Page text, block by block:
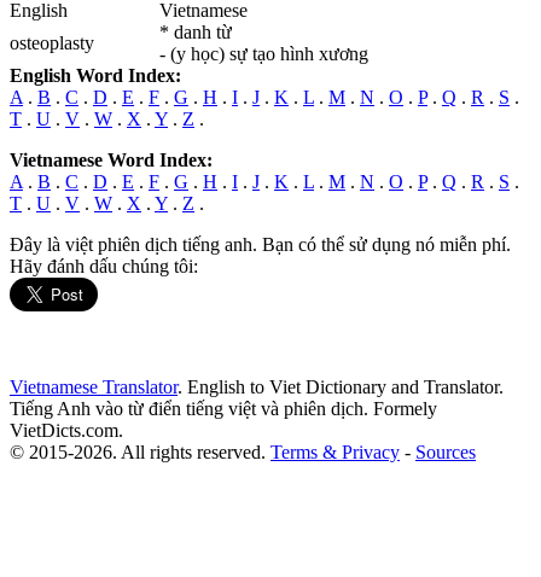
English
Vietnamese
osteoplasty
* danh từ
- (y học) sự tạo hình xương
English Word Index:
A . B . C . D . E . F . G . H . I . J . K . L . M . N . O . P. Q . R . S .
T . U . V . W . X . Y . Z .
Vietnamese Word Index:
A . B . C . D . E . F . G . H . I . J . K . L . M . N . O . P. Q . R . S .
T . U . V . W . X . Y . Z .
Đây là việt phiên dịch tiếng anh. Bạn có thể sử dụng nó miễn phí.
Hãy đánh dấu chúng tôi:
Vietnamese Translator. English to Viet Dictionary and Translator.
Tiếng Anh vào từ điển tiếng việt và phiên dịch. Formely
VietDicts.com.
© 2015-2026. All rights reserved. Terms & Privacy - Sources